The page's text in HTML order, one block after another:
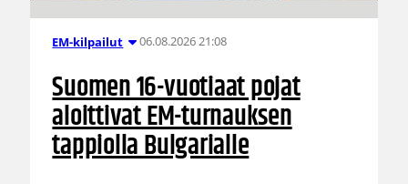
EM-kilpailut 06.08.2026 21:08
Suomen 16-vuotiaat pojat
aloittivat EM-turnauksen
tappiolla Bulgarialle